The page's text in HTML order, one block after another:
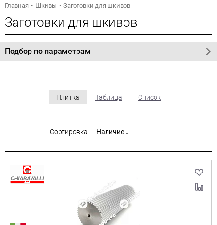
Главная Шкивы Заготовки для шкивов
Заготовки для шкивов
Подбор по параметрам
Плитка Таблица Список
Сортировка